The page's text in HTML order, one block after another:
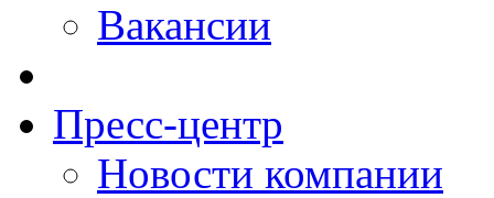
Вакансии
Пресс-центр
Новости компании